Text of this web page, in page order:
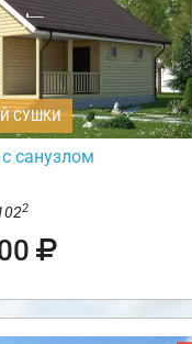
СУШКИ
санузлом
2